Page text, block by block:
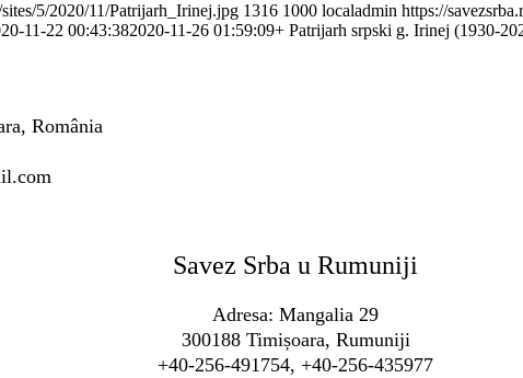
5/2020/11/Patrijarh_Irinej.jpg 1316 1000 localadmin https://
11-22 00:43:382020-11-26 01:59:09+ Patrijarh srpski g. Irinej (1930-
România
Savez Srba u Rumuniji
Adresa: Mangalia 29
300188 Timișoara, Rumuniji
+40-256-491754, +40-256-435977